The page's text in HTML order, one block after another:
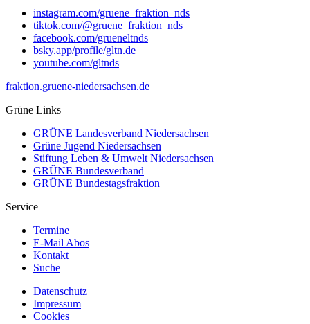
instagram.com/gruene_fraktion_nds
tiktok.com/@gruene_fraktion_nds
facebook.com/grueneltnds
bsky.app/profile/gltn.de
youtube.com/gltnds
fraktion.gruene-niedersachsen.de
Grüne Links
GRÜNE Landesverband Niedersachsen
Grüne Jugend Niedersachsen
Stiftung Leben & Umwelt Niedersachsen
GRÜNE Bundesverband
GRÜNE Bundestagsfraktion
Service
Termine
E-Mail Abos
Kontakt
Suche
Datenschutz
Impressum
Cookies